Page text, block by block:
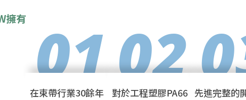
擁有 01
在束帶行業30餘年
02
對於工程塑膠PA66 先進完整的